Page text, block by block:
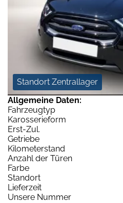
Standort Zentrallager
Allgemeine Daten:
Fahrzeugtyp
Karosserieform
Erst-Zul.
Getriebe
Kilometerstand
Anzahl der Türen
Farbe
Standort
Lieferzeit
Unsere Nummer